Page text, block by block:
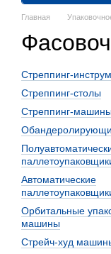
Главная
Стреппинг-
Стреппинг-столы
Стреппинг-
Автоматические
Орбитальные
машины
Стрейч-худ